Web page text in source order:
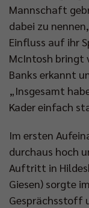
Mannschaft
dabei zu
Einfluss auf ihr
McIntosh bringt
Banks erkannt
„Insgesamt
Kader einfach
Im ersten
durchaus hoch
Auftritt in
Giesen) sorgte
Gesprächsstoff